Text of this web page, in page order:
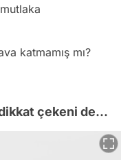
katmamış mı?
çekeni de...